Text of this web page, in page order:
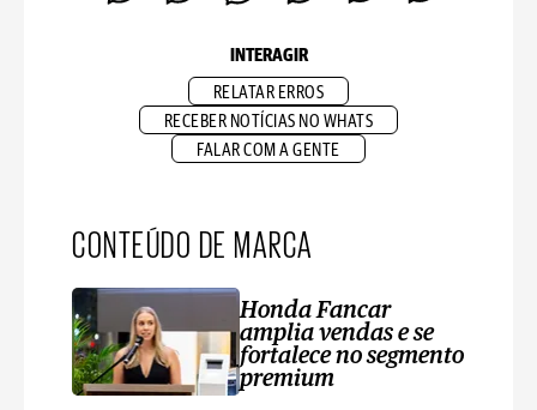
INTERAGIR
RELATAR ERROS
RECEBER NOTÍCIAS NO WHATS
FALAR COM A GENTE
CONTEÚDO DE MARCA
Honda Fancar
amplia vendas e se
fortalece no segmento
premium